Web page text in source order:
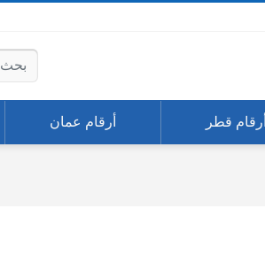
البحث عن:
أرقام قطر أرقام عمان